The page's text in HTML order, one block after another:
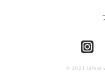
© 2021 la!hal